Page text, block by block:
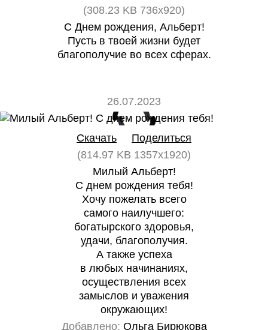
(308.23 KB 736x920)
С Днем рождения, Альберт!
Пусть в твоей жизни будет
благополучие во всех сферах.
26.07.2023
0 0
Скачать
Поделиться
(814.97 KB 1357x1920)
Милый Альберт!
С днем рождения тебя!
Хочу пожелать всего
самого наилучшего:
богатырского здоровья,
удачи, благополучия.
А также успеха
в любых начинаниях,
осуществления всех
замыслов и уважения
окружающих!
Добавлено: Ольга Бирюкова